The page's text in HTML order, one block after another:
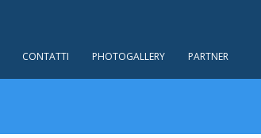
CONTATTI PHOTOGALLERY PARTNER